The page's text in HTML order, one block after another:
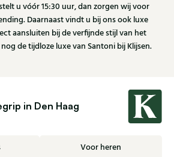
u vóór 15:30 uur, dan zorgen wij voor
Daarnaast vindt u bij ons ook luxe
aansluiten bij de verfijnde stijl van het
de tijdloze luxe van Santoni bij Klijsen.
in Den Haag
Voor heren